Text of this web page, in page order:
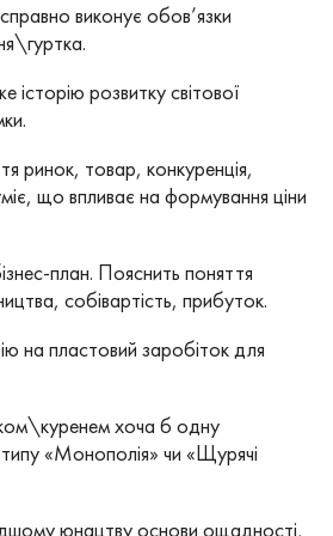
виконує обов’язки
історію розвитку світової
ринок, товар, конкуренція,
що впливає на формування ціни
план. Пояснить поняття
собівартість, прибуток.
на пластовий заробіток для
хоча б одну
«Монополія» чи «Щурячі
юнацтву основи ощадності,